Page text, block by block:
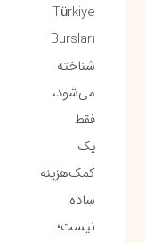
Türkiye
Bursları
شناخته
می‌شود،
فقط
یک
کمک‌هزینه
ساده
نیست؛